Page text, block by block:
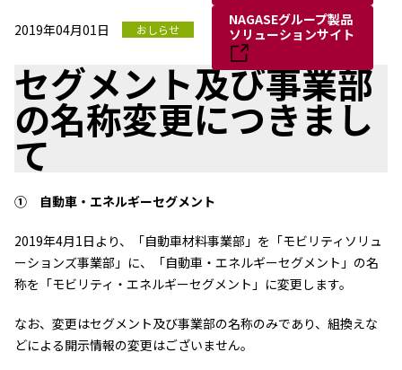
NAGASEグループ製品
ソリューションサイト
2026年
2024年
2023年
2022年
2020年
2019年
2019年04月01日 おしらせ
セグメント及び事業部
の名称変更につきまし
て
① 自動車・エネルギーセグメント
2019年4月1日より、「自動車材料事業部」を「モビリティソリュ
ーションズ事業部」に、「自動車・エネルギーセグメント」の名
称を「モビリティ・エネルギーセグメント」に変更します。
なお、変更はセグメント及び事業部の名称のみであり、組換えな
どによる開示情報の変更はございません。